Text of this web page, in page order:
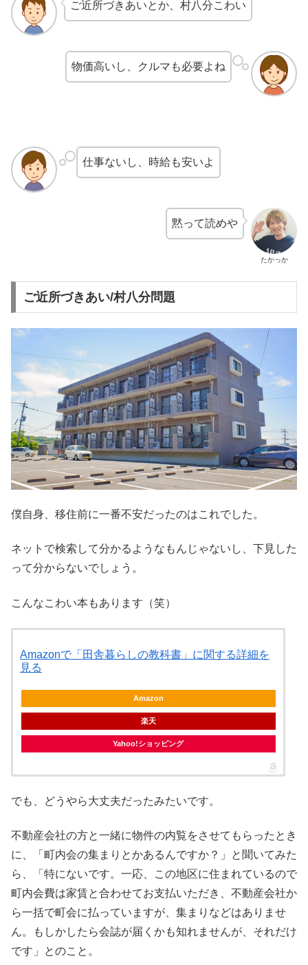
ご近所づきあいとか、村八分こわい
物価高いし、クルマも必要よね
仕事ないし、時給も安いよ
たかっか
黙って読めや
ご近所づきあい/村八分問題
僕自身、移住前に一番不安だったのはこれでした。
ネットで検索して分かるようなもんじゃないし、下見した
って分からないでしょう。
こんなこわい本もあります（笑）
Amazonで「田舎暮らしの教科書」に関する詳細を
見る
Amazon
楽天
Yahoo!ショッピング
でも、どうやら大丈夫だったみたいです。
不動産会社の方と一緒に物件の内覧をさせてもらったとき
に、「町内会の集まりとかあるんですか？」と聞いてみた
ら、「特にないです。一応、この地区に住まれているので
町内会費は家賃と合わせてお支払いただき、不動産会社か
ら一括で町会に払っていますが、集まりなどはありませ
ん。もしかしたら会誌が届くかも知れませんが、それだけ
です」とのこと。